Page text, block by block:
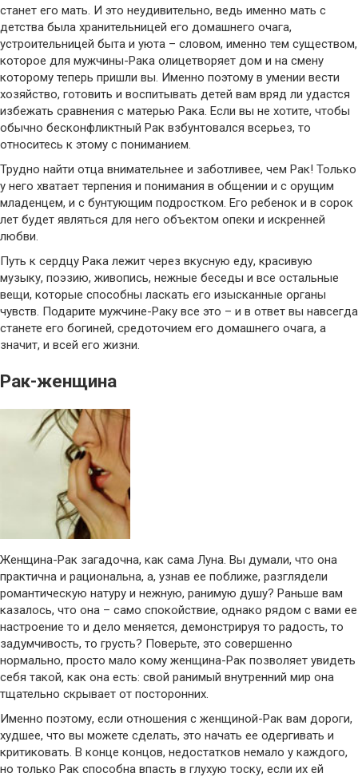
станет его мать. И это неудивительно, ведь именно мать с
детства была хранительницей его домашнего очага,
устроительницей быта и уюта – словом, именно тем существом,
которое для мужчины-Рака олицетворяет дом и на смену
которому теперь пришли вы. Именно поэтому в умении вести
хозяйство, готовить и воспитывать детей вам вряд ли удастся
избежать сравнения с матерью Рака. Если вы не хотите, чтобы
обычно бесконфликтный Рак взбунтовался всерьез, то
относитесь к этому с пониманием.
Трудно найти отца внимательнее и заботливее, чем Рак! Только
у него хватает терпения и понимания в общении и с орущим
младенцем, и с бунтующим подростком. Его ребенок и в сорок
лет будет являться для него объектом опеки и искренней
любви.
Путь к сердцу Рака лежит через вкусную еду, красивую
музыку, поэзию, живопись, нежные беседы и все остальные
вещи, которые способны ласкать его изысканные органы
чувств. Подарите мужчине-Раку все это – и в ответ вы навсегда
станете его богиней, средоточием его домашнего очага, а
значит, и всей его жизни.
Рак-женщина
Женщина-Рак загадочна, как сама Луна. Вы думали, что она
практична и рациональна, а, узнав ее поближе, разглядели
романтическую натуру и нежную, ранимую душу? Раньше вам
казалось, что она – само спокойствие, однако рядом с вами ее
настроение то и дело меняется, демонстрируя то радость, то
задумчивость, то грусть? Поверьте, это совершенно
нормально, просто мало кому женщина-Рак позволяет увидеть
себя такой, как она есть: свой ранимый внутренний мир она
тщательно скрывает от посторонних.
Именно поэтому, если отношения с женщиной-Рак вам дороги,
худшее, что вы можете сделать, это начать ее одергивать и
критиковать. В конце концов, недостатков немало у каждого,
но только Рак способна впасть в глухую тоску, если их ей